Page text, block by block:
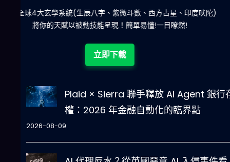
減少超過500萬個低概率中獎組合，提高中獎率
立即下載
Plaid × Sierra 聯手釋放 AI Agent 銀行
權：2026 年金融自動化的臨界點
2026-08-09